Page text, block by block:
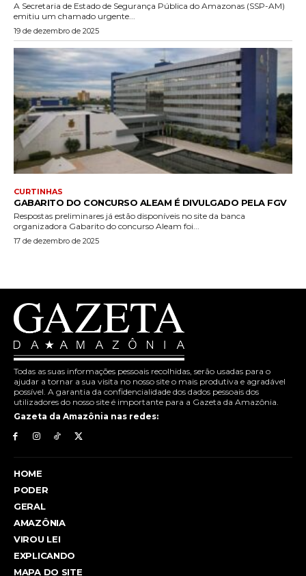
A Secretaria de Estado de Segurança Pública do Amazonas (SSP-AM)
emitiu um chamado urgente...
19 de dezembro de 2025
CURTINHAS
GABARITO DO CONCURSO ALEAM É DIVULGADO PELA FGV
Respostas preliminares já estão disponíveis no site da banca
organizadora Gabarito do concurso Aleam foi...
17 de dezembro de 2025
Todas as suas informações pessoais recolhidas, serão usadas para o
ajudar a tornar a sua visita no nosso site o mais produtiva e agradável
possível. A garantia da confidencialidade dos dados pessoais dos
utilizadores do nosso site é importante para a Gazeta da Amazônia.
Gazeta da Amazônia nas redes:
HOME
PODER
GERAL
AMAZÔNIA
VIROU LEI
EXPLICANDO
MAPA DO SITE